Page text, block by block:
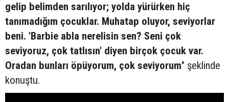
gelip belimden sarılıyor; yolda yürürken hiç
tanımadığım çocuklar. Muhatap oluyor, seviyorlar
beni. 'Barbie abla nerelisin sen? Seni çok
seviyoruz, çok tatlısın' diyen birçok çocuk var.
Oradan bunları öpüyorum, çok seviyorum" şeklinde
konuştu.